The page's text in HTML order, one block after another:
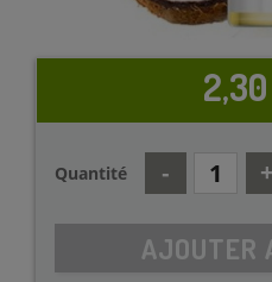
Quantité
AJOUTER